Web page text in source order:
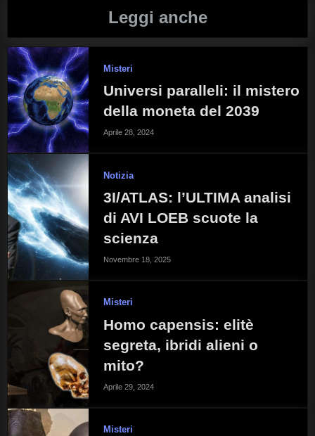
Leggi anche
Misteri
Universi paralleli: il mistero
della moneta del 2039
Aprile 28, 2024
Notizia
3I/ATLAS: l’ULTIMA analisi
di AVI LOEB scuote la
scienza
Novembre 18, 2025
Misteri
Homo capensis: elitè
segreta, ibridi alieni o
mito?
Aprile 29, 2024
Misteri